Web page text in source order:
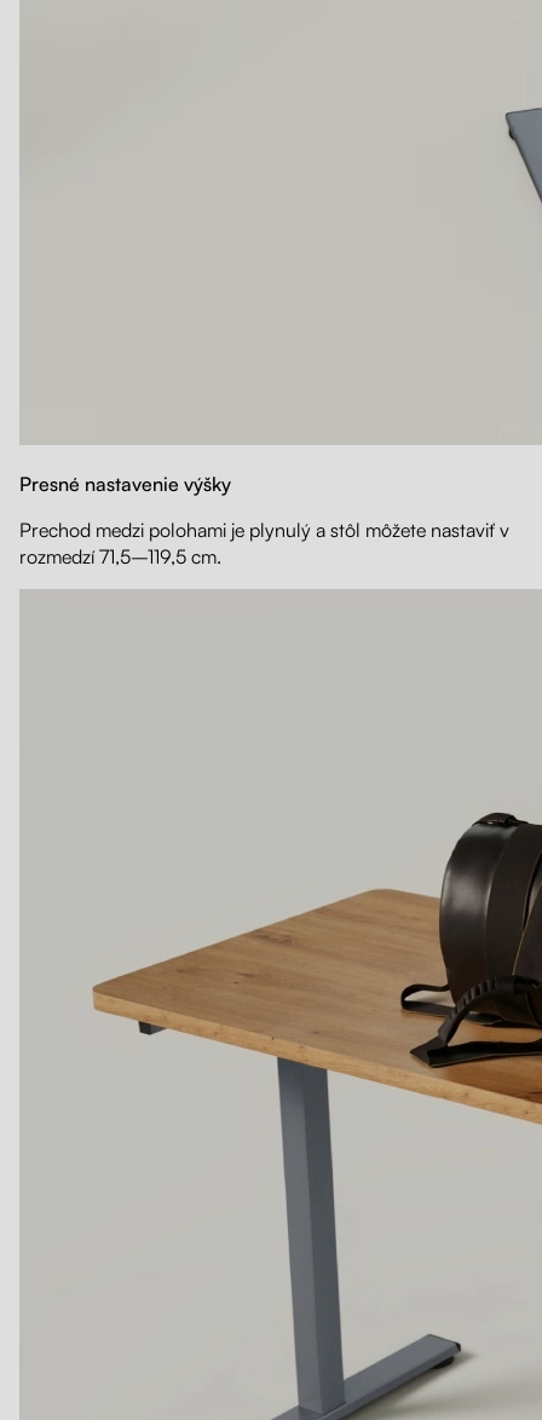
Presné nastavenie výšky
Prechod medzi polohami je plynulý a stôl môžete nastaviť v
rozmedzí 71,5–119,5 cm.